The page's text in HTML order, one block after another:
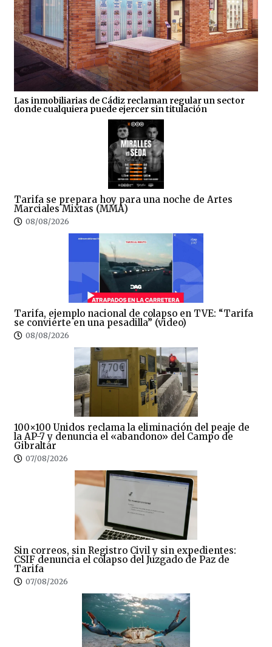
Las inmobiliarias de Cádiz reclaman regular un sector
donde cualquiera puede ejercer sin titulación
Tarifa se prepara hoy para una noche de Artes
Marciales Mixtas (MMA)
08/08/2026
Tarifa, ejemplo nacional de colapso en TVE: “Tarifa
se convierte en una pesadilla” (video)
08/08/2026
100×100 Unidos reclama la eliminación del peaje de
la AP-7 y denuncia el «abandono» del Campo de
Gibraltar
07/08/2026
Sin correos, sin Registro Civil y sin expedientes:
CSIF denuncia el colapso del Juzgado de Paz de
Tarifa
07/08/2026